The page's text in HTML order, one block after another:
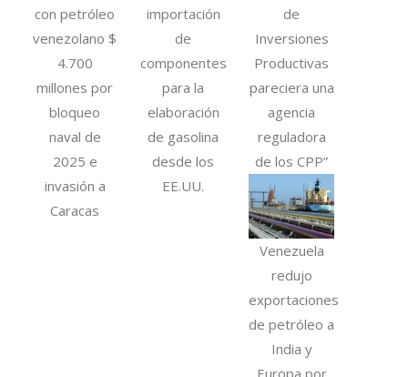
con petróleo
venezolano $
4.700
millones por
bloqueo
naval de
2025 e
invasión a
Caracas
importación
de
componentes
para la
elaboración
de gasolina
desde los
EE.UU.
de
Inversiones
Productivas
pareciera una
agencia
reguladora
de los CPP”
Venezuela
redujo
exportaciones
de petróleo a
India y